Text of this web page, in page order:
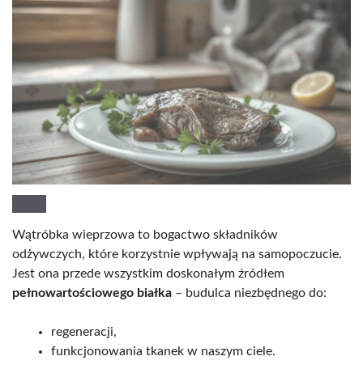
Wątróbka wieprzowa to bogactwo składników
odżywczych, które korzystnie wpływają na samopoczucie.
Jest ona przede wszystkim doskonałym źródłem
pełnowartościowego białka – budulca niezbędnego do:
regeneracji,
funkcjonowania tkanek w naszym ciele.